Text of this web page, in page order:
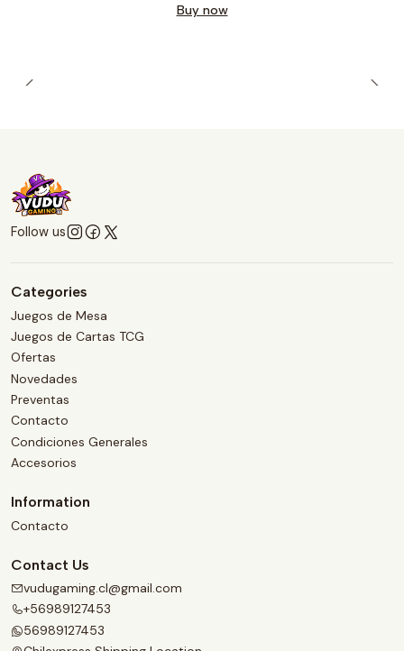
Buy now
Follow us
Categories
Juegos de Mesa
Juegos de Cartas TCG
Ofertas
Novedades
Preventas
Contacto
Condiciones Generales
Accesorios
Information
Contacto
Contact Us
vudugaming.cl@gmail.com
+56989127453
56989127453